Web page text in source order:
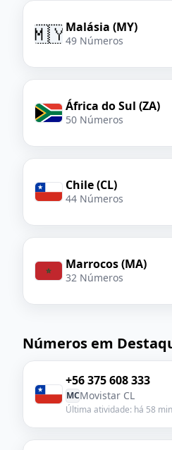
🇲🇾Malásia (MY)
49 Números
África do Sul (ZA)
50 Números
Chile (CL)
44 Números
Marrocos (MA)
32 Números
Números em
+56 375 608 333
MCMovistar CL
Última atividade: há 58 min